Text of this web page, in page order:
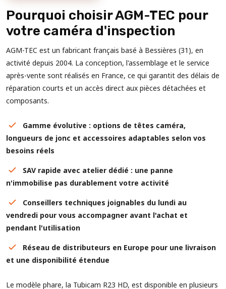
Pourquoi choisir AGM-TEC pour
votre caméra d'inspection
AGM-TEC est un fabricant français basé à Bessières (31), en
activité depuis 2004. La conception, l'assemblage et le service
après-vente sont réalisés en France, ce qui garantit des délais de
réparation courts et un accès direct aux pièces détachées et
composants.
Gamme évolutive : options de têtes caméra,
longueurs de jonc et accessoires adaptables selon vos
besoins réels
SAV rapide avec atelier dédié : une panne
n'immobilise pas durablement votre activité
Conseillers techniques joignables du lundi au
vendredi pour vous accompagner avant l'achat et
pendant l'utilisation
Réseau de distributeurs en Europe pour une livraison
et une disponibilité étendue
Le modèle phare, la Tubicam R23 HD, est disponible en plusieurs